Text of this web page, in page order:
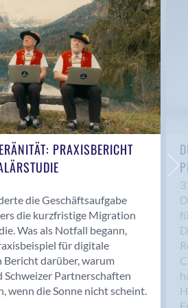
PRAXISBERICHT
die Geschäftsaufgabe
die kurzfristige Migration
Was als Notfall begann,
für digitale
Bericht darüber, warum
Partnerschaften
wenn die Sonne nicht scheint.